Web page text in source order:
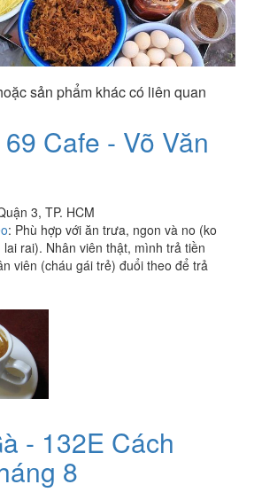
sản phẩm khác có liên quan
Cafe - Võ Văn
3, TP. HCM
: Phù hợp với ăn trưa, ngon và no (ko
rai). Nhân viên thật, mình trả tiền
viên (cháu gái trẻ) đuổi theo để trả
- 132E Cách
8